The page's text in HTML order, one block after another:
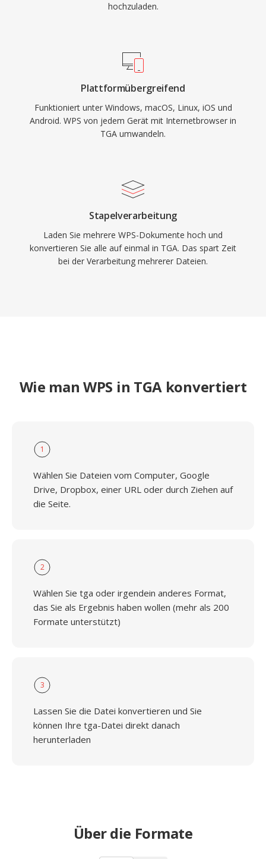
hochzuladen.
Plattformübergreifend
Funktioniert unter Windows, macOS, Linux, iOS und
Android. WPS von jedem Gerät mit Internetbrowser in
TGA umwandeln.
Stapelverarbeitung
Laden Sie mehrere WPS-Dokumente hoch und
konvertieren Sie alle auf einmal in TGA. Das spart Zeit
bei der Verarbeitung mehrerer Dateien.
Wie man WPS in TGA konvertiert
1
Wählen Sie Dateien vom Computer, Google
Drive, Dropbox, einer URL oder durch Ziehen auf
die Seite.
2
Wählen Sie tga oder irgendein anderes Format,
das Sie als Ergebnis haben wollen (mehr als 200
Formate unterstützt)
3
Lassen Sie die Datei konvertieren und Sie
können Ihre tga-Datei direkt danach
herunterladen
Über die Formate